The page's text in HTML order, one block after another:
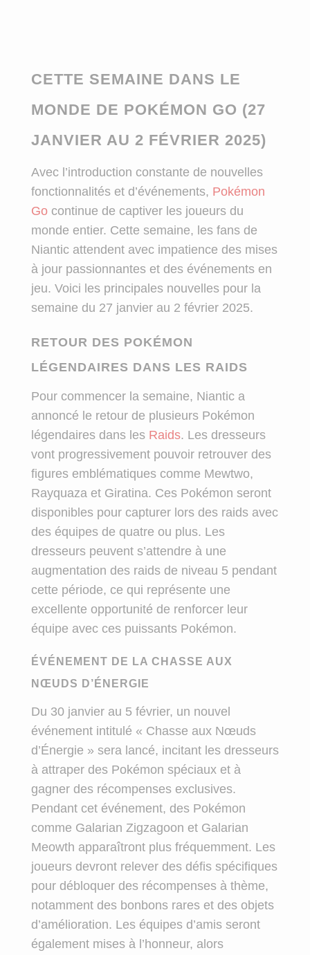
CETTE SEMAINE DANS LE
MONDE DE POKÉMON GO (27
JANVIER AU 2 FÉVRIER 2025)
Avec l’introduction constante de nouvelles
fonctionnalités et d’événements, Pokémon
Gocontinue de captiver les joueurs du
monde entier. Cette semaine, les fans de
Niantic attendent avec impatience des mises
à jour passionnantes et des événements en
jeu. Voici les principales nouvelles pour la
semaine du 27 janvier au 2 février 2025.
RETOUR DES POKÉMON
LÉGENDAIRES DANS LES RAIDS
Pour commencer la semaine, Niantic a
annoncé le retour de plusieurs Pokémon
légendaires dans les Raids. Les dresseurs
vont progressivement pouvoir retrouver des
figures emblématiques comme Mewtwo,
Rayquaza et Giratina. Ces Pokémon seront
disponibles pour capturer lors des raids avec
des équipes de quatre ou plus. Les
dresseurs peuvent s’attendre à une
augmentation des raids de niveau 5 pendant
cette période, ce qui représente une
excellente opportunité de renforcer leur
équipe avec ces puissants Pokémon.
ÉVÉNEMENT DE LA CHASSE AUX
NŒUDS D’ÉNERGIE
Du 30 janvier au 5 février, un nouvel
événement intitulé « Chasse aux Nœuds
d’Énergie » sera lancé, incitant les dresseurs
à attraper des Pokémon spéciaux et à
gagner des récompenses exclusives.
Pendant cet événement, des Pokémon
comme Galarian Zigzagoon et Galarian
Meowth apparaîtront plus fréquemment. Les
joueurs devront relever des défis spécifiques
pour débloquer des récompenses à thème,
notamment des bonbons rares et des objets
d’amélioration. Les équipes d’amis seront
également mises à l’honneur, alors